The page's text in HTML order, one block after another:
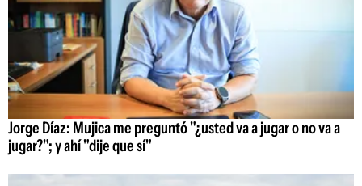
Jorge Díaz: Mujica me preguntó "¿usted va a jugar o no va a
jugar?"; y ahí "dije que sí"